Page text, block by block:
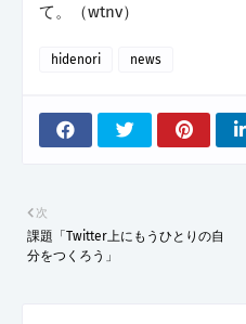
て。（wtnv）
hidenori news
次
課題「Twitter上にもうひとりの自
分をつくろう」